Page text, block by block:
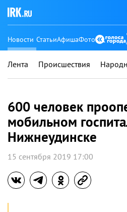
Новости СтатьиАфишаФото
Лента Происшествия
600 человек
мобильном
Нижнеудинске
15 сентября 2019 17:00